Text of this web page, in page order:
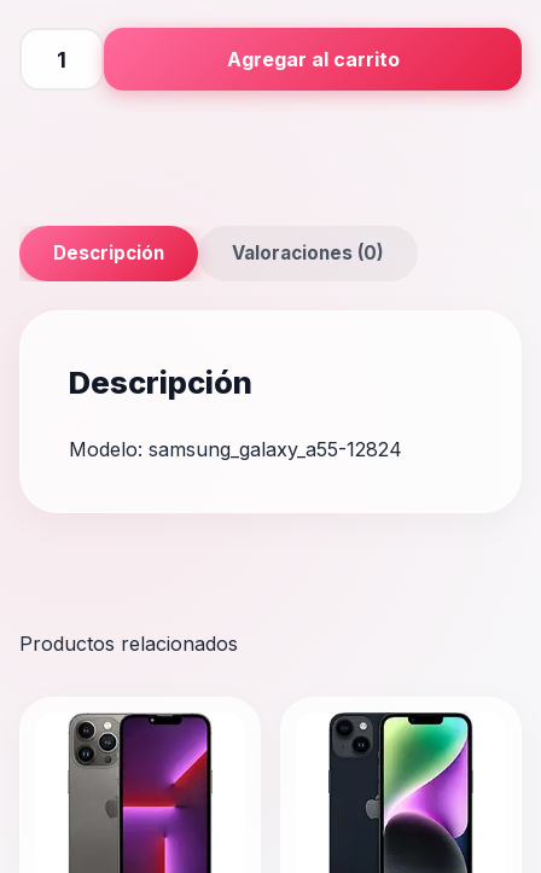
Placa Principal
Agregar al carrito
Descripción Valoraciones (0)
Descripción
Modelo: samsung_galaxy_a55-12824
Productos relacionados